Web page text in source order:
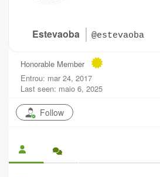
Estevaoba @estevaoba
Honorable Member
Entrou: mar 24, 2017
Last seen: maio 6, 2025
Follow